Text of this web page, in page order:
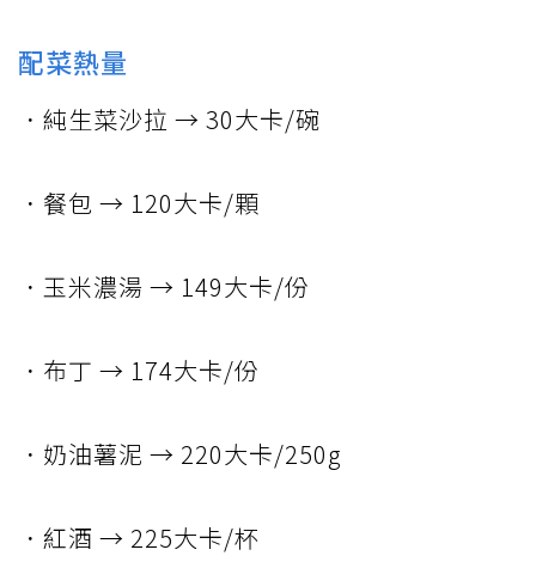
配菜熱量
．純生菜沙拉 → 30大卡/碗
．餐包 → 120大卡/顆
．玉米濃湯 → 149大卡/份
．布丁 → 174大卡/份
．奶油薯泥 → 220大卡/250g
．紅酒 → 225大卡/杯